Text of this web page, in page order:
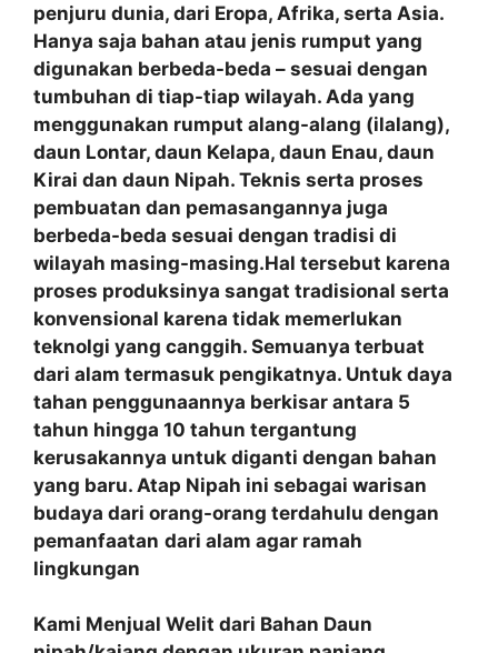
penjuru dunia, dari Eropa, Afrika, serta Asia.
Hanya saja bahan atau jenis rumput yang
digunakan berbeda-beda – sesuai dengan
tumbuhan di tiap-tiap wilayah. Ada yang
menggunakan rumput alang-alang (ilalang),
daun Lontar, daun Kelapa, daun Enau, daun
Kirai dan daun Nipah. Teknis serta proses
pembuatan dan pemasangannya juga
berbeda-beda sesuai dengan tradisi di
wilayah masing-masing.Hal tersebut karena
proses produksinya sangat tradisional serta
konvensional karena tidak memerlukan
teknolgi yang canggih. Semuanya terbuat
dari alam termasuk pengikatnya. Untuk daya
tahan penggunaannya berkisar antara 5
tahun hingga 10 tahun tergantung
kerusakannya untuk diganti dengan bahan
yang baru. Atap Nipah ini sebagai warisan
budaya dari orang-orang terdahulu dengan
pemanfaatan dari alam agar ramah
lingkungan
Kami Menjual Welit dari Bahan Daun